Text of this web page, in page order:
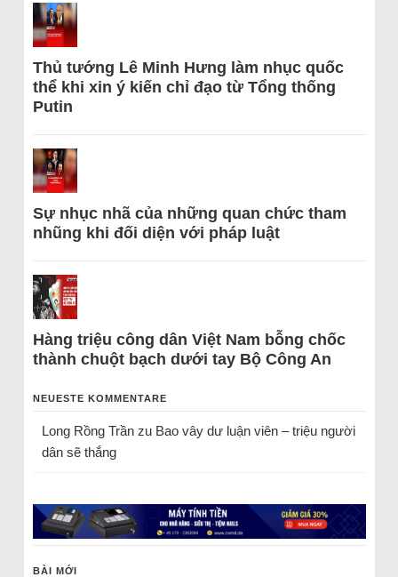
Thủ tướng Lê Minh Hưng làm nhục quốc
thể khi xin ý kiến chỉ đạo từ Tổng thống
Putin
Sự nhục nhã của những quan chức tham
nhũng khi đối diện với pháp luật
Hàng triệu công dân Việt Nam bỗng chốc
thành chuột bạch dưới tay Bộ Công An
NEUESTE KOMMENTARE
Long Rồng Trầnzu Bao vây dư luận viên – triệu người
dân sẽ thắng
BÀI MỚI